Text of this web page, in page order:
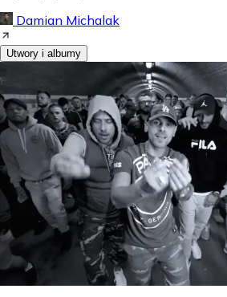
Damian Michalak
Utwory i albumy